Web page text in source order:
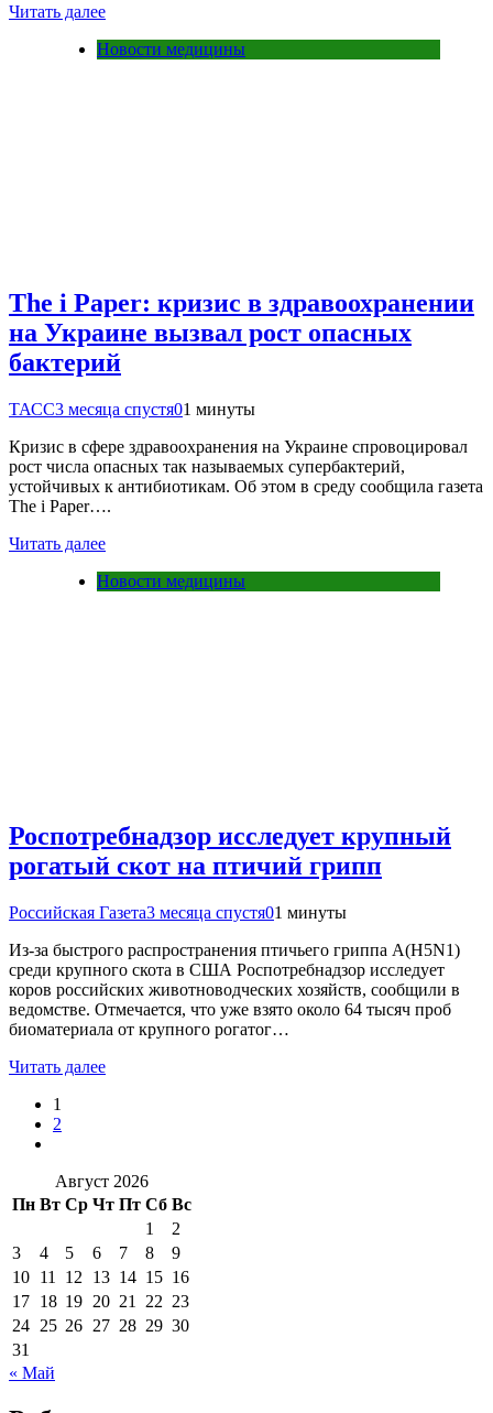
Читать далее
Новости медицины
The i Paper: кризис в здравоохранении
на Украине вызвал рост опасных
бактерий
ТАСС3 месяца спустя01 минуты
Кризис в сфере здравоохранения на Украине спровоцировал
рост числа опасных так называемых супербактерий,
устойчивых к антибиотикам. Об этом в среду сообщила газета
The i Paper….
Читать далее
Новости медицины
Роспотребнадзор исследует крупный
рогатый скот на птичий грипп
Российская Газета3 месяца спустя01 минуты
Из-за быстрого распространения птичьего гриппа А(H5N1)
среди крупного скота в США Роспотребнадзор исследует
коров российских животноводческих хозяйств, сообщили в
ведомстве. Отмечается, что уже взято около 64 тысяч проб
биоматериала от крупного рогатог…
Читать далее
1
2
Август 2026
Пн Вт Ср Чт Пт Сб Вс
1
2
3
4 5 6 7 8
9
10 11 12 13 14 15 16
17 18 19 20 21 22 23
24 25 26 27 28 29 30
31
« Май